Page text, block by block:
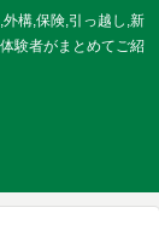
構,保険,引っ越し,新
験者がまとめてご紹